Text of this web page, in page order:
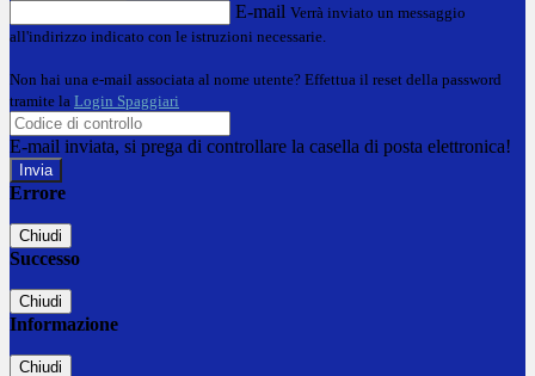
E-mail Verrà inviato un messaggio
all'indirizzo indicato con le istruzioni necessarie.
Non hai una e-mail associata al nome utente? Effettua il reset della password
tramite la Login Spaggiari
E-mail inviata, si prega di controllare la casella di posta elettronica!
Errore
Chiudi
Successo
Chiudi
Informazione
Chiudi